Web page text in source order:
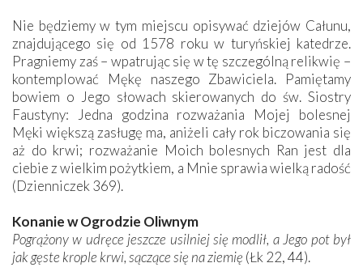
Nie będziemy w tym miejscu opisywać dziejów Całunu,
znajdującego się od 1578 roku w turyńskiej katedrze.
Pragniemy zaś – wpatrując się w tę szczególną relikwię –
kontemplować Mękę naszego Zbawiciela. Pamiętamy
bowiem o Jego słowach skierowanych do św. Siostry
Faustyny: Jedna godzina rozważania Mojej bolesnej
Męki większą zasługę ma, aniżeli cały rok biczowania się
aż do krwi; rozważanie Moich bolesnych Ran jest dla
ciebie z wielkim pożytkiem, a Mnie sprawia wielką radość
(Dzienniczek 369).
Konanie w Ogrodzie Oliwnym
Pogrążony w udręce jeszcze usilniej się modlił, a Jego pot był
jak gęste krople krwi, sączące się na ziemię (Łk 22, 44).